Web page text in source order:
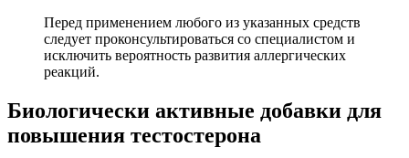
Перед применением любого из указанных средств
следует проконсультироваться со специалистом и
исключить вероятность развития аллергических
реакций.
Биологически активные добавки для
повышения тестостерона